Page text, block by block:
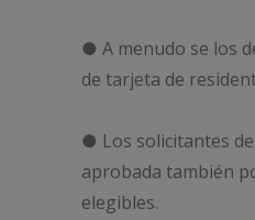
● A menudo se los
de tarjeta de
● Los solicitantes
aprobada también
elegibles.